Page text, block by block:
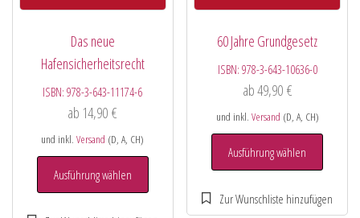
Das neue
Hafensicherheitsrecht
ISBN:978-3-643-11174-6
ab 14,90€
und inkl.Versand (D, A, CH)
Ausführung wählen
60 Jahre Grundgesetz
ISBN: 978-3-643-10636-0
ab49,90 €
und inkl. Versand (D, A, CH)
Ausführung wählen